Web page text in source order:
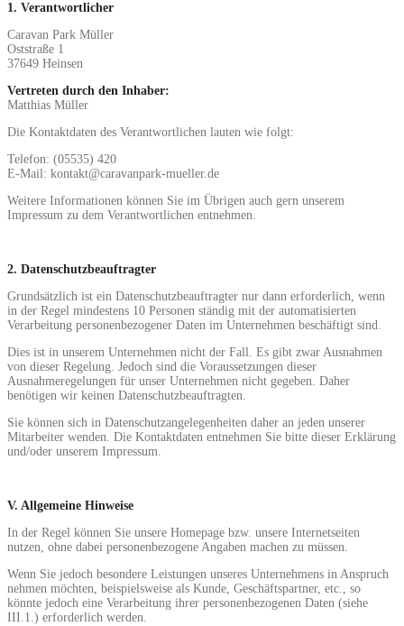
1. Verantwortlicher
Caravan Park Müller
Oststraße 1
37649 Heinsen
Vertreten durch den Inhaber:
Matthias Müller
Die Kontaktdaten des Verantwortlichen lauten wie folgt:
Telefon: (05535) 420
E-Mail: kontakt@caravanpark-mueller.de
Weitere Informationen können Sie im Übrigen auch gern unserem
Impressum zu dem Verantwortlichen entnehmen.
2. Datenschutzbeauftragter
Grundsätzlich ist ein Datenschutzbeauftragter nur dann erforderlich, wenn
in der Regel mindestens 10 Personen ständig mit der automatisierten
Verarbeitung personenbezogener Daten im Unternehmen beschäftigt sind.
Dies ist in unserem Unternehmen nicht der Fall. Es gibt zwar Ausnahmen
von dieser Regelung. Jedoch sind die Voraussetzungen dieser
Ausnahmeregelungen für unser Unternehmen nicht gegeben. Daher
benötigen wir keinen Datenschutzbeauftragten.
Sie können sich in Datenschutzangelegenheiten daher an jeden unserer
Mitarbeiter wenden. Die Kontaktdaten entnehmen Sie bitte dieser Erklärung
und/oder unserem Impressum.
V. Allgemeine Hinweise
In der Regel können Sie unsere Homepage bzw. unsere Internetseiten
nutzen, ohne dabei personenbezogene Angaben machen zu müssen.
Wenn Sie jedoch besondere Leistungen unseres Unternehmens in Anspruch
nehmen möchten, beispielsweise als Kunde, Geschäftspartner, etc., so
könnte jedoch eine Verarbeitung ihrer personenbezogenen Daten (siehe
III.1.) erforderlich werden.